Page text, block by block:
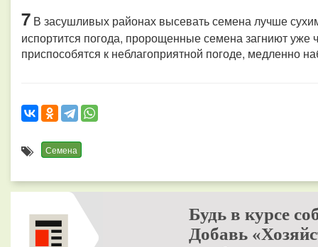
7 В засушливых районах высевать семена лучше
испортится погода, пророщенные семена загниют уже
приспособятся к неблагоприятной погоде, медленно
Семена
Будь в курсе
Добавь